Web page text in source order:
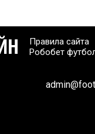
Правила сайта
Робобет